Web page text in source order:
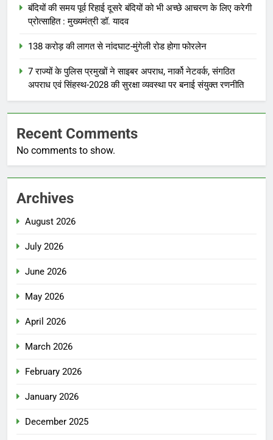
बंदियों की समय पूर्व रिहाई दूसरे बंदियों को भी अच्छे आचरण के लिए करेगी
प्रोत्साहित : मुख्यमंत्री डॉ. यादव
138 करोड़ की लागत से नांदघाट-मुंगेली रोड होगा फोरलेन
7 राज्यों के पुलिस प्रमुखों ने साइबर अपराध, नार्को नेटवर्क, संगठित
अपराध एवं सिंहस्थ-2028 की सुरक्षा व्यवस्था पर बनाई संयुक्त रणनीति
Recent Comments
No comments to show.
Archives
August 2026
July 2026
June 2026
May 2026
April 2026
March 2026
February 2026
January 2026
December 2025